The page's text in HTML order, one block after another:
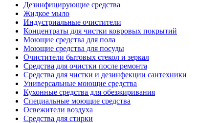
Дезинфицирующие средства
Жидкое мыло
Индустриальные очистители
Концентраты для чистки ковровых покрытий
Моющие средства для пола
Моющие средства для посуды
Очистители бытовых стекол и зеркал
Средства для очистки после ремонта
Средства для чистки и дезинфекции сантехники
Универсальные моющие средства
Кухонные средства для обезжиривания
Специальные моющие средства
Освежители воздуха
Средства для стирки